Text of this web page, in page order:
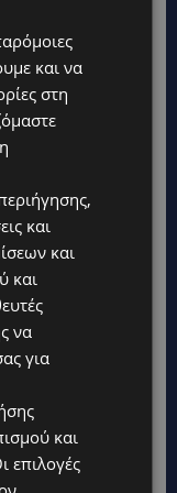
στην
ο πολιτισμός»
(Βίντεο)
κοινού για τα
και να
στη
και
και
και
να
για
και
επιλογές